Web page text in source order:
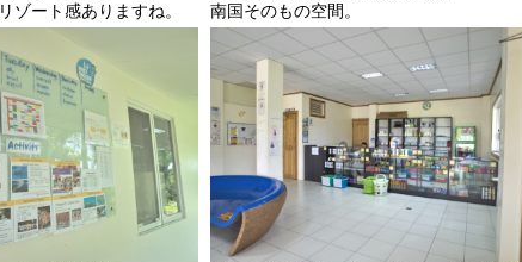
ゾート感ありますね。
南国そのもの空間。